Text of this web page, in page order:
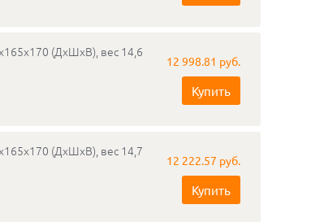
(ДхШхВ), вес 14,6
12 998.81 руб.
Купить
(ДхШхВ), вес 14,7
12 222.57 руб.
Купить